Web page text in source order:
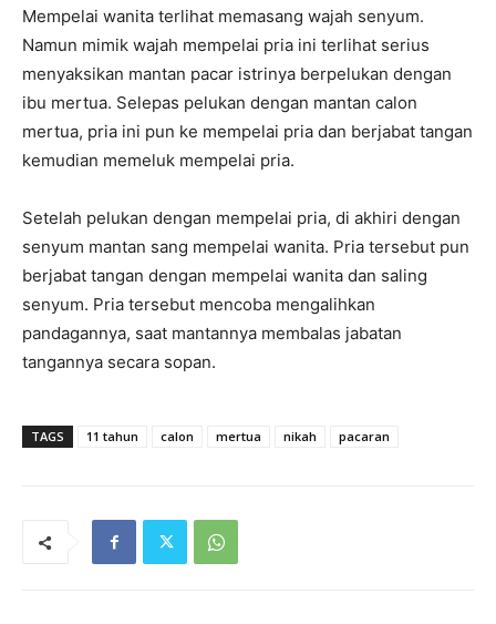
Mempelai wanita terlihat memasang wajah senyum.
Namun mimik wajah mempelai pria ini terlihat serius
menyaksikan mantan pacar istrinya berpelukan dengan
ibu mertua. Selepas pelukan dengan mantan calon
mertua, pria ini pun ke mempelai pria dan berjabat tangan
kemudian memeluk mempelai pria.
Setelah pelukan dengan mempelai pria, di akhiri dengan
senyum mantan sang mempelai wanita. Pria tersebut pun
berjabat tangan dengan mempelai wanita dan saling
senyum. Pria tersebut mencoba mengalihkan
pandagannya, saat mantannya membalas jabatan
tangannya secara sopan.
TAGS 11 tahun calon mertua nikah pacaran